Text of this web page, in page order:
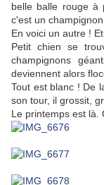
belle balle rouge à
c'est un
En voici un autre !
Petit chien se
champignons
deviennent alors
Tout est blanc ! De
son tour, il grossit,
Le printemps est là.